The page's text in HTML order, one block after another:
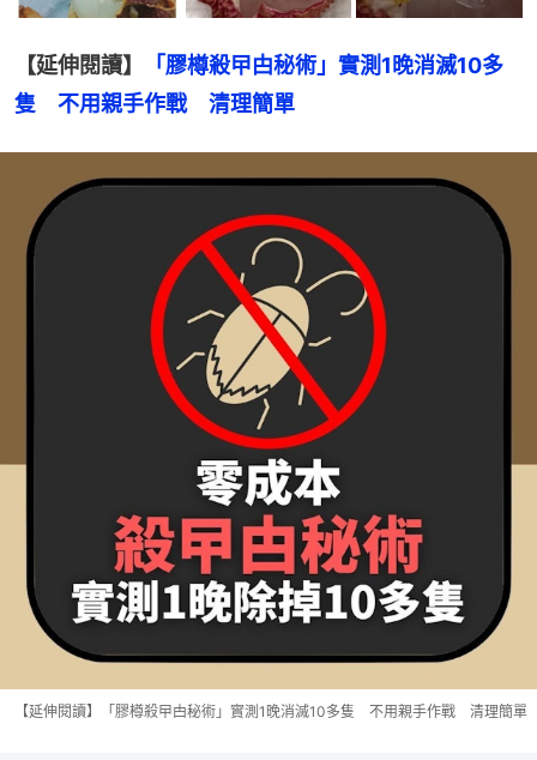
【延伸閱讀】
「膠樽殺曱甴秘術」實測1晚消滅10多
隻　不用親手作戰　清理簡單
【延伸閱讀】「膠樽殺曱甴秘術」實測1晚消滅10多隻 不用親手作戰 清理簡單